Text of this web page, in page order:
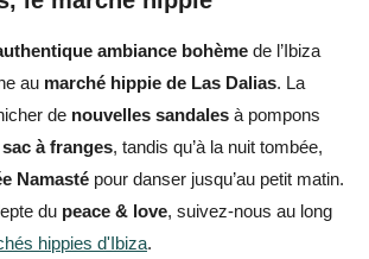
ambiance bohème de l’Ibiza
au marché hippie de Las Dalias. La
de nouvelles sandales à pompons
à franges, tandis qu’à la nuit tombée,
Namasté pour danser jusqu’au petit matin.
du peace & love, suivez-nous au long
hippies d'Ibiza.